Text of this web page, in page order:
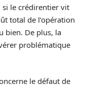
si le crédirentier vit
total de l’opération
bien. De plus, la
problématique
le défaut de